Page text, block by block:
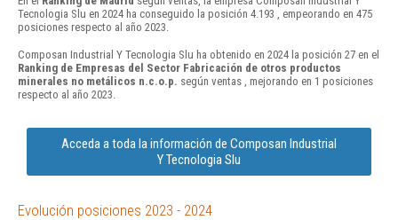
Tecnologia Slu en 2024 ha conseguido la posición 4.193 , empeorando en 475
posiciones respecto al año 2023.
Composan Industrial Y Tecnologia Slu ha obtenido en 2024 la posición 27 en el
Ranking de Empresas del Sector Fabricación de otros productos
minerales no metálicos n.c.o.p. según ventas , mejorando en 1 posiciones
respecto al año 2023.
Acceda a toda la información de Composan Industrial
Y Tecnologia Slu
Evolución posiciones 2023 - 2024